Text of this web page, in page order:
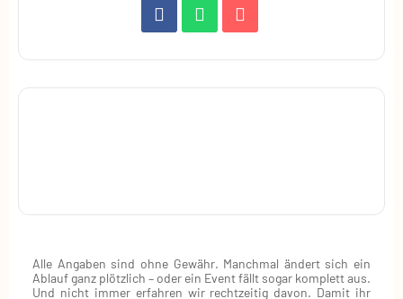
Alle Angaben sind ohne Gewähr. Manchmal ändert sich ein
Ablauf ganz plötzlich – oder ein Event fällt sogar komplett aus.
Und nicht immer erfahren wir rechtzeitig davon. Damit ihr